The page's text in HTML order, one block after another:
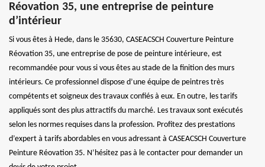
Réovation 35, une entreprise de peinture
d’intérieur
Si vous êtes à Hede, dans le 35630, CASEACSCH Couverture Peinture
Réovation 35, une entreprise de pose de peinture intérieure, est
recommandée pour vous si vous êtes au stade de la finition des murs
intérieurs. Ce professionnel dispose d’une équipe de peintres très
compétents et soigneux des travaux confiés à eux. En outre, les tarifs
appliqués sont des plus attractifs du marché. Les travaux sont exécutés
selon les normes requises dans la profession. Profitez des prestations
d’expert à tarifs abordables en vous adressant à CASEACSCH Couverture
Peinture Réovation 35. N’hésitez pas à le contacter pour demander un